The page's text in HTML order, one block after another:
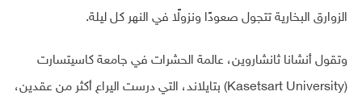
الزوارق البخارية تتجول صعودًا ونزولًا في النهر كل ليلة.
وتقول أنشانا ثانشاروين، عالمة الحشرات في جامعة كاسيتسارت
(Kasetsart University) بتايلاند، التي درست اليراع أكثر من عقدين،